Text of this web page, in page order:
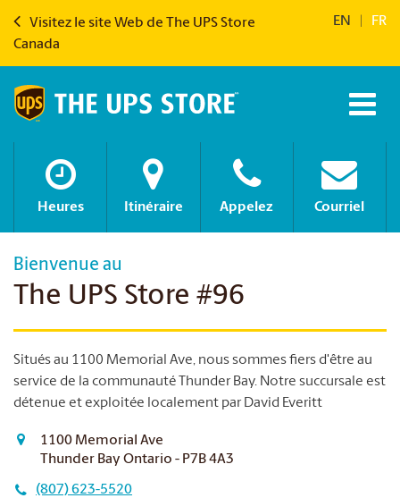
Visitez le site Web de The UPS Store
Canada
EN FR
Heures Itinéraire Appelez Courriel
Bienvenue au
The UPS Store #96
Situés au 1100 Memorial Ave, nous sommes fiers d'être au
service de la communauté Thunder Bay. Notre succursale est
détenue et exploitée localement par David Everitt
1100 Memorial Ave
Thunder Bay Ontario - P7B 4A3
(807) 623-5520